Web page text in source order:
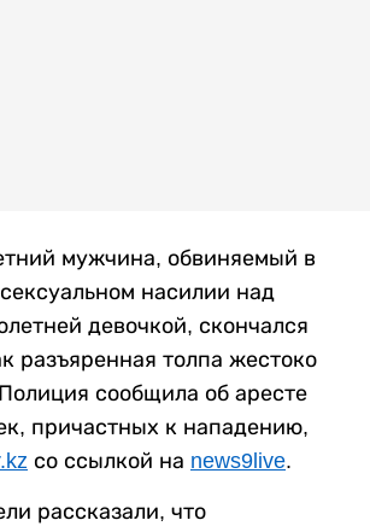
мужчина, обвиняемый в
насилии над
девочкой, скончался
разъяренная толпа жестоко
сообщила об аресте
причастных к нападению,
со ссылкой на news9live.
рассказали, что